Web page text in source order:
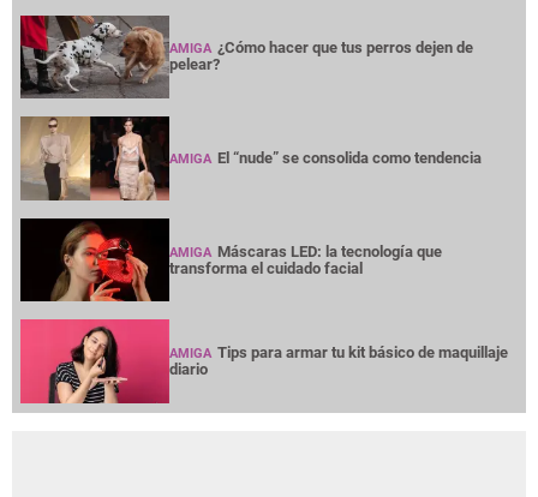
AMIGA ¿Cómo hacer que tus perros dejen de
pelear?
AMIGA El “nude” se consolida como tendencia
AMIGA Máscaras LED: la tecnología que
transforma el cuidado facial
AMIGA Tips para armar tu kit básico de maquillaje
diario